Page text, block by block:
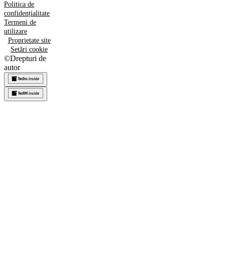
Politica de
confidențialitate
Termeni de
utilizare
Proprietate site
Setări cookie
©Drepturi de
autor